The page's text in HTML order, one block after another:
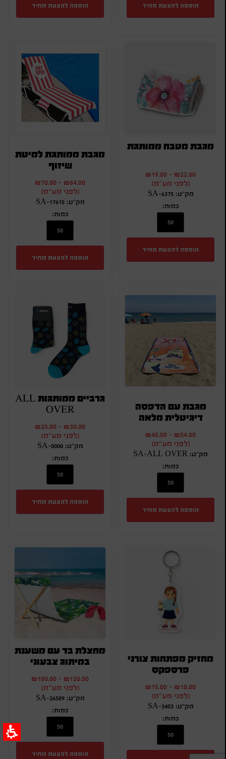
הוספה להצעת מחיר הוספה להצעת מחיר
מגבת מטבח ממותגת
₪22.80
-
₪19.00
(לפני מע"מ)
מק"ט: SA-6375
כמות:
הוספה להצעת מחיר
מגבת ממותגת למיטת
שיזוף
₪84.00
-
₪70.00
(לפני מע"מ)
מק"ט: SA-17615
כמות:
הוספה להצעת מחיר
מגבת עם הדפסה
דיגיטלית מלאה
₪54.00
-
₪45.00
(לפני מע"מ)
מק"ט: SA-ALL OVER
כמות:
הוספה להצעת מחיר
גרביים ממותגות ALL
OVER
₪30.00
-
₪25.00
(לפני מע"מ)
מק"ט: SA-0000
כמות:
הוספה להצעת מחיר
מחזיק מפתחות צורני
פרספקס
₪18.00
-
₪15.00
(לפני מע"מ)
מק"ט: SA-3403
כמות:
מחצלת בד עם משענת
במיתוג צבעוני
₪120.00
-
₪100.00
(לפני מע"מ)
מק"ט: SA-26589
כמות:
הוספה להצעת מחיר